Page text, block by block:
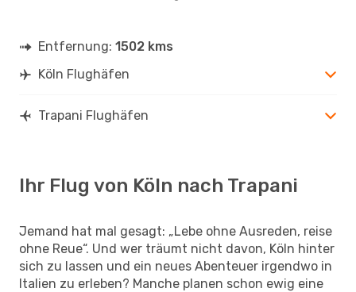
Entfernung: 1502 kms
Köln Flughäfen
Trapani Flughäfen
Ihr Flug von Köln nach Trapani
Jemand hat mal gesagt: „Lebe ohne Ausreden, reise
ohne Reue“. Und wer träumt nicht davon, Köln hinter
sich zu lassen und ein neues Abenteuer irgendwo in
Italien zu erleben? Manche planen schon ewig eine